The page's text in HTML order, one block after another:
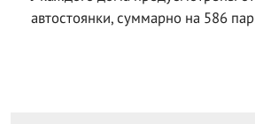
автостоянки, суммарно на 586